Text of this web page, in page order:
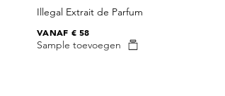
Illegal Extrait de Parfum
Sample toevoegen
VANAF € 58